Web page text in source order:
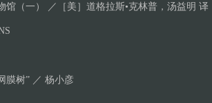
馆（一） ／［美］道格拉斯•克林普，汤益明 译
树” ／ 杨小彦